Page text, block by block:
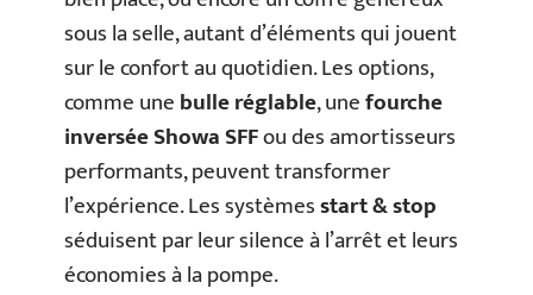
sous la selle, autant d’éléments qui jouent
sur le confort au quotidien. Les options,
comme unebulle réglable, unefourche
inversée Showa SFFou des amortisseurs
performants, peuvent transformer
l’expérience. Les systèmesstart & stop
séduisent par leur silence à l’arrêt et leurs
économies à la pompe.